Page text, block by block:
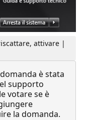
attivare |
è stata
supporto
votare se è
la domanda.